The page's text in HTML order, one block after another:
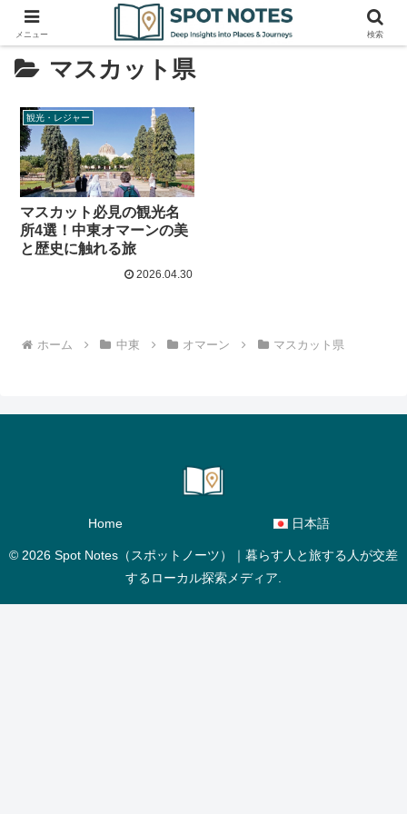
マスカット県
観光・レジャー
マスカット必見の観光名
所4選！中東オマーンの美
と歴史に触れる旅
2026.04.30
ホーム 中東 オマーン マスカット県
Home 日本語
© 2026 Spot Notes（スポットノーツ）｜暮らす人と旅する人が交差
するローカル探索メディア.
メニュー 検索